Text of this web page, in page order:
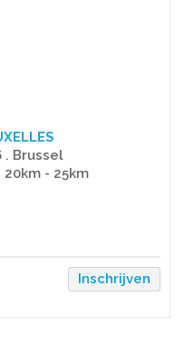
. Brussel
20km - 25km
Inschrijven